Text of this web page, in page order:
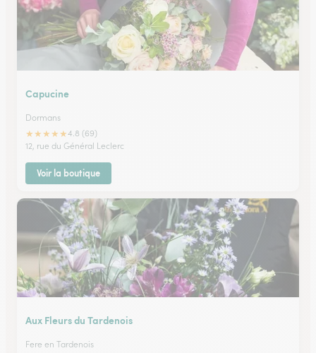
Capucine
Dormans
★★★★★4.8 (69)
12, rue du Général Leclerc
Voir la boutique
Aux Fleurs du Tardenois
Fere en Tardenois